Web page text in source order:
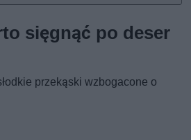
sięgnąć po deser
przekąski wzbogacone o